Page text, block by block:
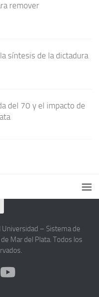
remover
síntesis de la dictadura
del 70 y el impacto de
– Sistema de
Mar del Plata. Todos los